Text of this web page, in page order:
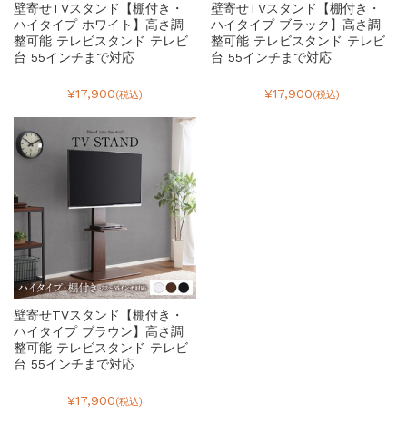
壁寄せTVスタンド【棚付き・
ハイタイプ ホワイト】高さ調
整可能 テレビスタンド テレビ
台 55インチまで対応
¥17,900(税込)
壁寄せTVスタンド【棚付き・
ハイタイプ ブラック】高さ調
整可能 テレビスタンド テレビ
台 55インチまで対応
¥17,900(税込)
壁寄せTVスタンド【棚付き・
ハイタイプ ブラウン】高さ調
整可能 テレビスタンド テレビ
台 55インチまで対応
¥17,900(税込)